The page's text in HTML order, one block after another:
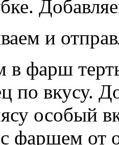
и
в фарш
по вкусу.
особый
фаршем от